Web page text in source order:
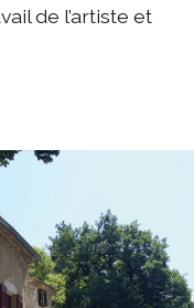
de l’artiste et